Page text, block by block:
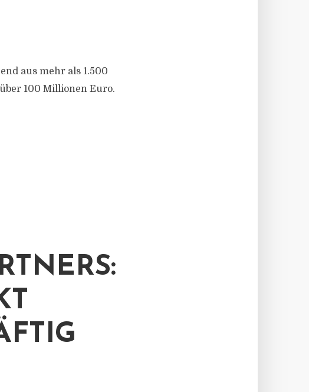
aus mehr als 1.500
100 Millionen Euro.